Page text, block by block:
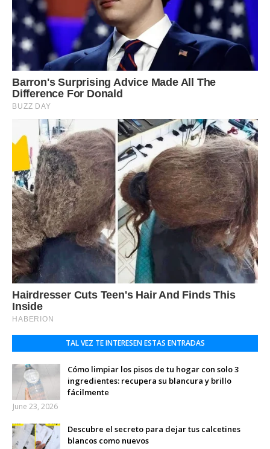
TAL VEZ TE INTERESEN ESTAS ENTRADAS
Cómo limpiar los pisos de tu hogar con solo 3
ingredientes: recupera su blancura y brillo
fácilmente
June 23, 2026
Descubre el secreto para dejar tus calcetines
blancos como nuevos